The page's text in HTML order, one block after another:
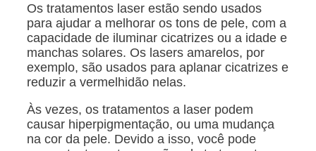
Os tratamentos laser estão sendo usados
para ajudar a melhorar os tons de pele, com a
capacidade de iluminar cicatrizes ou a idade e
manchas solares. Os lasers amarelos, por
exemplo, são usados para aplanar cicatrizes e
reduzir a vermelhidão nelas.
Às vezes, os tratamentos a laser podem
causar hiperpigmentação, ou uma mudança
na cor da pele. Devido a isso, você pode